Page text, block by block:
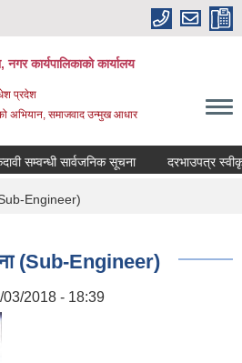
कार्यपालिकाकाे कार्यालय
प्रदेश
अभियान, समाजवाद उन्मुख आधार
सम्वन्धी सार्वजनिक सूचना दरभाउपत्र स्वीकृत
Engineer)
(Sub-Engineer)
03/2018 - 18:39